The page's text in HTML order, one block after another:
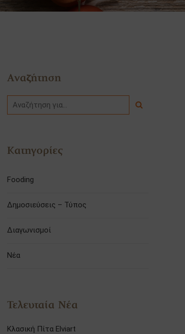
Αναζήτηση
Κατηγορίες
Fooding
Δημοσιεύσεις – Τύπος
Διαγωνισμοί
Νέα
Τελευταία Νέα
Κλασική Πίτα Elviart